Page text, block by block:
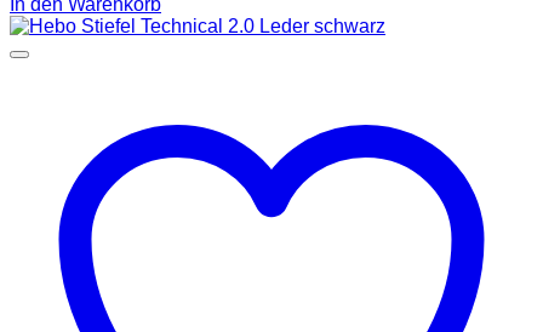
In den Warenkorb